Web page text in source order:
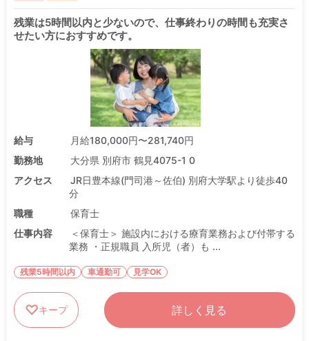
残業は5時間以内と少ないので、仕事終わりの時間も充実さ
せたい方におすすめです。
給与
月給180,000円〜281,740円
勤務地
大分県 別府市 鶴見4075-1 0
アクセス
JR日豊本線(門司港～佐伯) 別府大学駅より徒歩40
分
職種
保育士
仕事内容
＜保育士＞ 施設内における療育業務および付帯する
業務 ・正規職員 入所児（者）も ...
残業5時間以内 車通勤可 見学OK
キープ 詳しく見る